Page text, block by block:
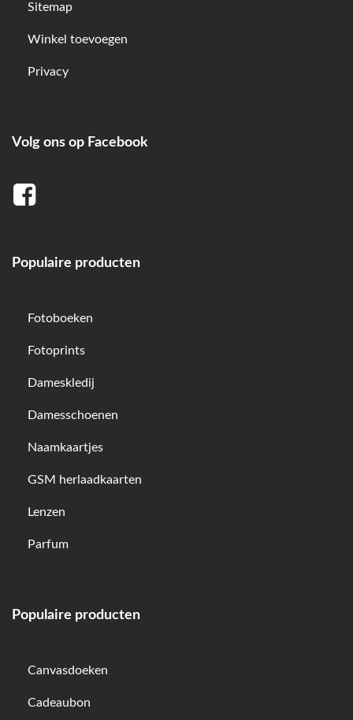
Sitemap
Winkel toevoegen
Privacy
Volg ons op Facebook
Populaire producten
Fotoboeken
Fotoprints
Dameskledij
Damesschoenen
Naamkaartjes
GSM herlaadkaarten
Lenzen
Parfum
Populaire producten
Canvasdoeken
Cadeaubon